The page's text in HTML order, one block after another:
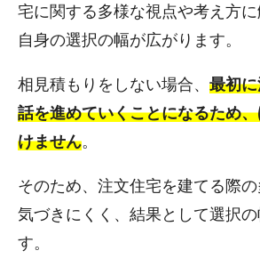
宅に関する多様な視点や考え方
自身の選択の幅が広がります。
相見積もりをしない場合、 最初
話を進めていくことになるため
けません。
そのため、注文住宅を建てる際
気づきにくく、結果として選択の
す。